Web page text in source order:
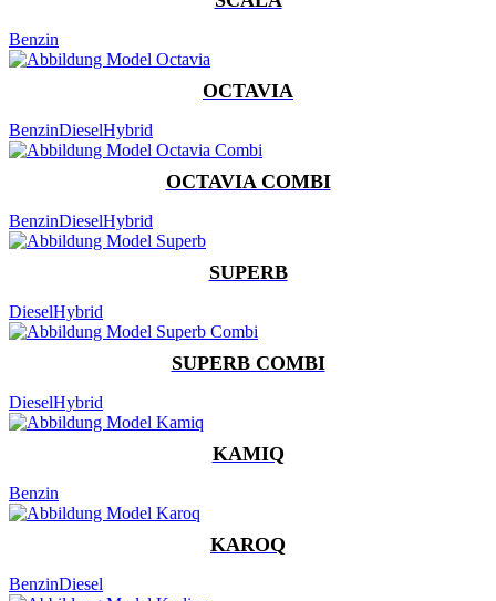
Benzin
OCTAVIA
BenzinDieselHybrid
OCTAVIA COMBI
BenzinDieselHybrid
SUPERB
DieselHybrid
SUPERB COMBI
DieselHybrid
KAMIQ
Benzin
KAROQ
BenzinDiesel